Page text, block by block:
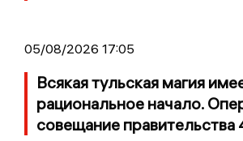
05/08/2026 17:05
Всякая тульская магия
рациональное начало.
совещание правительства